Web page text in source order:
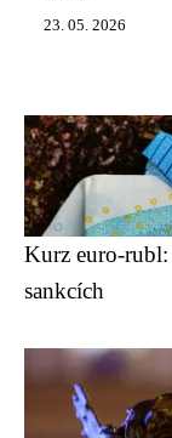
23. 05. 2026
Kurz euro-
sankcích